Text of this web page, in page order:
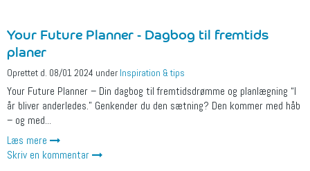
Your Future Planner - Dagbog til fremtids
planer
Oprettet d. 08/01 2024 under Inspiration & tips
Your Future Planner – Din dagbog til fremtidsdrømme og planlægning “I
år bliver anderledes.” Genkender du den sætning? Den kommer med håb
– og med...
Læs mere
Skriv en kommentar